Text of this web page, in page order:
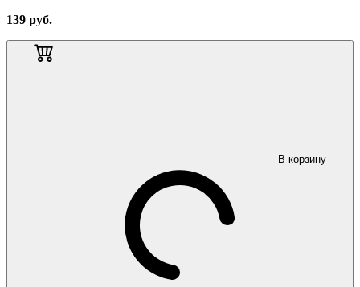
139 руб.
В корзину